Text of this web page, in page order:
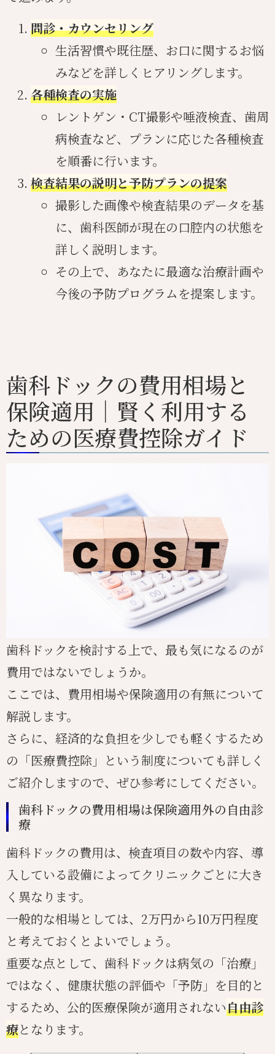
問診・カウンセリング
生活習慣や既往歴、お口に関するお悩
みなどを詳しくヒアリングします。
各種検査の実施
レントゲン・CT撮影や唾液検査、歯周
病検査など、プランに応じた各種検査
を順番に行います。
検査結果の説明と予防プランの提案
撮影した画像や検査結果のデータを基
に、歯科医師が現在の口腔内の状態を
詳しく説明します。
その上で、あなたに最適な治療計画や
今後の予防プログラムを提案します。
歯科ドックの費用相場と
保険適用｜賢く利用する
ための医療費控除ガイド
歯科ドックを検討する上で、最も気になるのが
費用ではないでしょうか。
ここでは、費用相場や保険適用の有無について
解説します。
さらに、経済的な負担を少しでも軽くするため
の「医療費控除」という制度についても詳しく
ご紹介しますので、ぜひ参考にしてください。
歯科ドックの費用相場は保険適用外の自由診
療
歯科ドックの費用は、検査項目の数や内容、導
入している設備によってクリニックごとに大き
く異なります。
一般的な相場としては、2万円から10万円程度
と考えておくとよいでしょう。
重要な点として、歯科ドックは病気の「治療」
ではなく、健康状態の評価や「予防」を目的と
するため、公的医療保険が適用されない自由診
療となります。